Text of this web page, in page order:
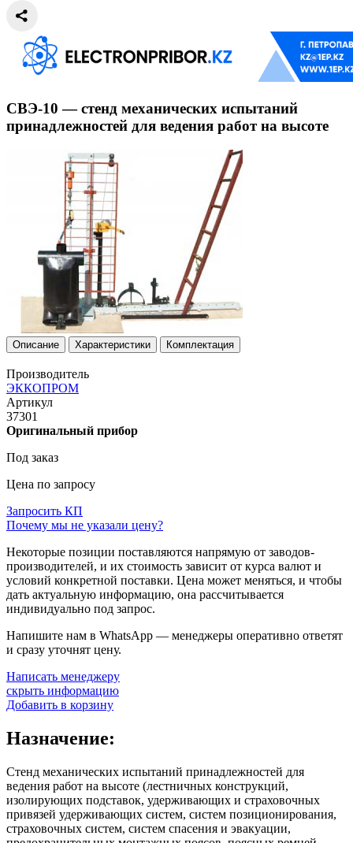
СВЭ-10 — стенд механических испытаний
принадлежностей для ведения работ на высоте
Описание Характеристики Комплектация
Производитель
ЭККОПРОМ
Артикул
37301
Оригинальный прибор
Под заказ
Цена по запросу
Запросить КП
Почему мы не указали цену?
Некоторые позиции поставляются напрямую от заводов-
производителей, и их стоимость зависит от курса валют и
условий конкретной поставки. Цена может меняться, и чтобы
дать актуальную информацию, она рассчитывается
индивидуально под запрос.
Напишите нам в WhatsApp — менеджеры оперативно ответят
и сразу уточнят цену.
Написать менеджеру
скрыть информацию
Добавить в корзину
Назначение:
Стенд механических испытаний принадлежностей для
ведения работ на высоте (лестничных конструкций,
изолирующих подставок, удерживающих и страховочных
привязей удерживающих систем, систем позиционирования,
страховочных систем, систем спасения и эвакуации,